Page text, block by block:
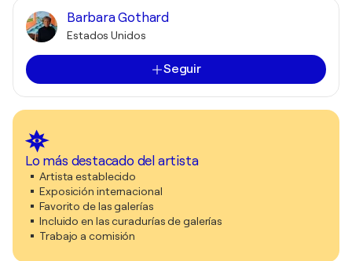
Barbara Gothard
Estados Unidos
Seguir
Lo más destacado del artista
Artista establecido
Exposición internacional
Favorito de las galerías
Incluido en las curadurías de galerías
Trabajo a comisión